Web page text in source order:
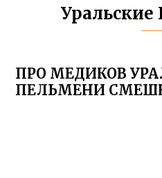
ПРО МЕДИКОВ
ПЕЛЬМЕНИ